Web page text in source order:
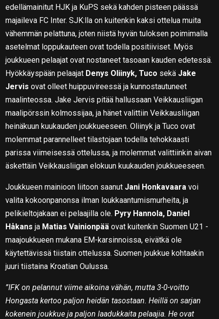
edellämainitut HJK ja KuPS sekä kahden pisteen päässä
majaileva FC Inter. SJK:lla on kuitenkin kaksi ottelua muita
vähemmän pelattuna, joten niistä hyvän tuloksen poimimalla
asetelmat loppukauteen ovat todella positiiviset. Myös
joukkueen pelaajat ovat nostaneet tasoaan kauden edetessä.
Hyökkäyspään pelaajat Denys Oliinyk, Tuco sekä Jake
Jervis ovat olleet huippuvireessä ja kunnostautuneet
maalinteossa. Jake Jervis pitää hallussaan Veikkausliigan
maalipörssin kolmossijaa, ja hänet valittiin Veikkausliigan
heinäkuun kuukauden joukkueeseen. Oliinyk ja Tuco ovat
molemmat parannelleet tilastojaan todella tehokkaasti
parissa viimeisessä ottelussa, ja molemmat valittiinkin aivan
äskettäin Veikkausliigan elokuun kuukauden joukkueeseen.
Joukkueen mainioon liitoon saanut Jani Honkavaara voi
valita kokoonpanonsa ilman loukkaantumismurheita, ja
pelikieltojakaan ei pelaajilla ole. Pyry Hannola, Daniel
Håkans ja Matias Vainionpää ovat kuitenkin Suomen U21 -
maajoukkueen mukana EM-karsinnoissa, eivätkä ole
käytettävissä tiistain ottelussa. Suomen joukkue kohtaakin
juuri tiistaina Kroatian Oulussa.
”IFK on pelannut viime aikoina vähän, mutta 3-0-voitto
Hongasta kertoo paljon heidän tasostaan. Heillä on sarjan
kokenein joukkue ja paljon laadukkaita pelaajia. He ovat